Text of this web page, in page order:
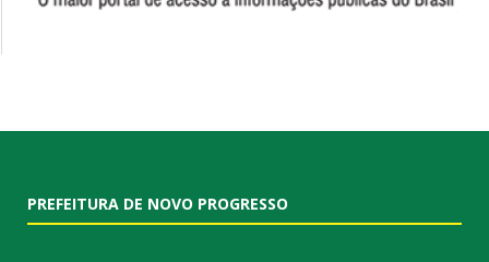
PREFEITURA DE NOVO PROGRESSO